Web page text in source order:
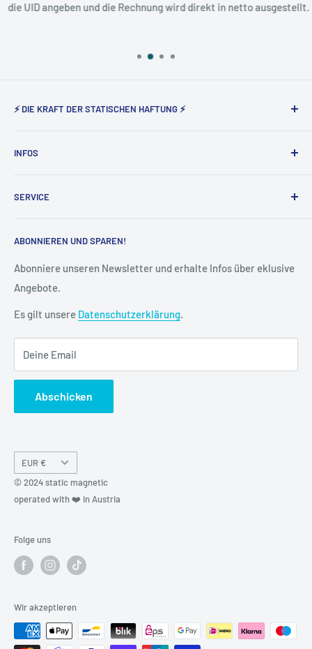
die UID angeben und die Rechnung wird direkt in netto ausgestellt.
⚡ DIE KRAFT DER STATISCHEN HAFTUNG ⚡
Vertrieb der elektrostatisch haftenden Produkte von Tesla
INFOS
Impressum
Datenschutz
Cookie-Einstellungen
SERVICE
Vertrag widerrufen
Versand & Lieferung
Kontakt
FAQ
ABONNIEREN UND SPAREN!
Abonniere unseren Newsletter und erhalte Infos über eklusive
Angebote.
Es gilt unsere Datenschutzerklärung.
Deine Email
Abschicken
Währung
EUR €
© 2024 static magnetic
operated with ❤️ in Austria
Folge uns
Wir akzeptieren